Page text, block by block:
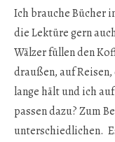
Ich brauche Bücher
die Lektüre gern
Wälzer füllen den
draußen, auf
lange hält und ich
passen dazu? Zum
unterschiedlichen.